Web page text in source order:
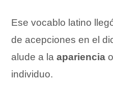
Ese vocablo latino
de acepciones en el
alude a la apariencia
individuo.